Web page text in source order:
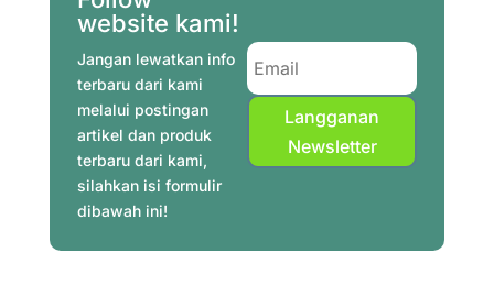
o
e
r
p
a
m
n
website kami!
Jangan lewatkan info
terbaru dari kami
melalui postingan
artikel dan produk
terbaru dari kami,
silahkan isi formulir
dibawah ini!
Langganan
Newsletter